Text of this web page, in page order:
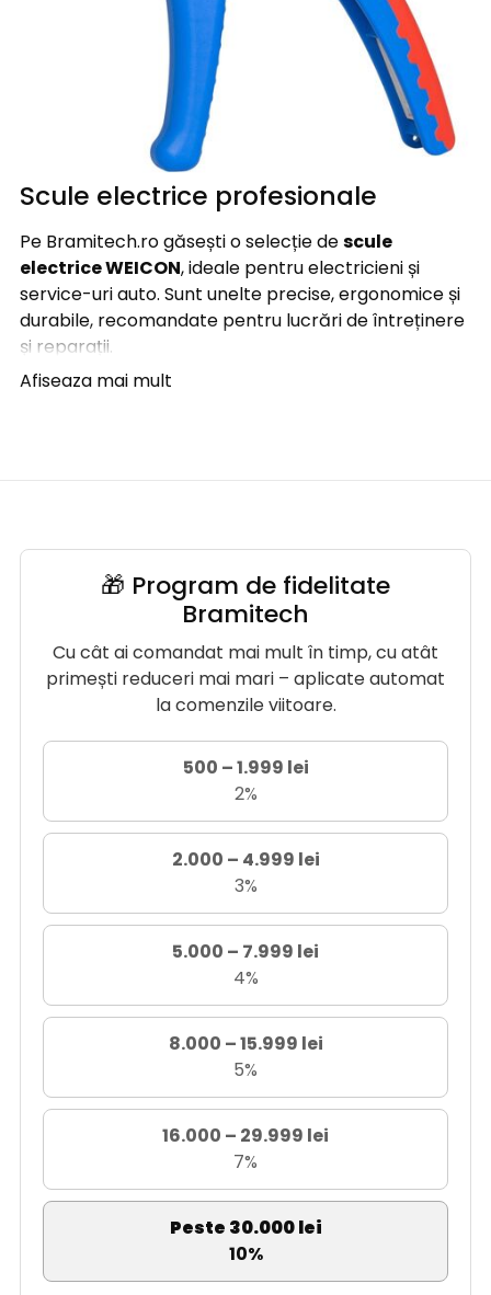
Scule electrice profesionale
Pe Bramitech.ro găsești o selecție descule
electrice WEICON, ideale pentru electricieni și
service-uri auto. Sunt unelte precise, ergonomice și
durabile, recomandate pentru lucrări de întreținere
și reparații.
Clești de dezizolare
și calitate, fiind alegerea perfectă pentru
profesioniști. Livrare rapidă, direct din stoc
Bramitech.
Afiseaza mai mult
🎁 Program de fidelitate
Bramitech
Cu cât ai comandat mai mult în timp, cu atât
primești reduceri mai mari – aplicate automat
la comenzile viitoare.
500 – 1.999 lei
2%
2.000 – 4.999 lei
3%
5.000 – 7.999 lei
4%
8.000 – 15.999 lei
5%
16.000 – 29.999 lei
7%
Peste 30.000 lei
10%